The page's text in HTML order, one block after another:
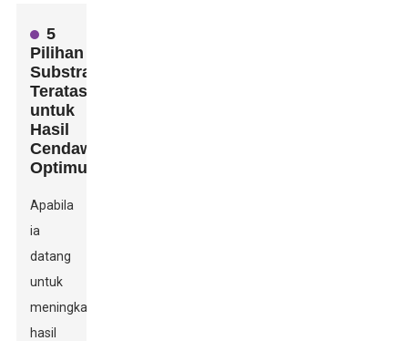
5
Pilihan
Substrat
Teratas
untuk
Hasil
Cendawan
Optimum
Apabila
ia
datang
untuk
meningkatkan
hasil